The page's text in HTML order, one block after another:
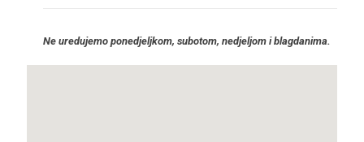
Ne uredujemo ponedjeljkom, subotom, nedjeljom i blagdanima.